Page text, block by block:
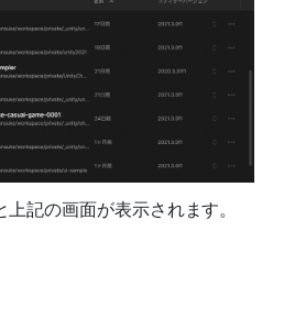
記の画面が表示されます。